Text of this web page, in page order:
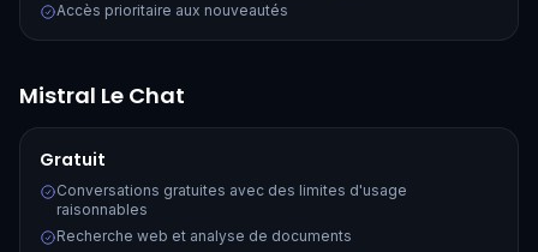
Accès prioritaire aux nouveautés
Mistral Le Chat
Gratuit
Conversations gratuites avec des limites d'usage
raisonnables
Recherche web et analyse de documents